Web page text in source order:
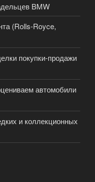
BMW
(Rolls-Royce,
покупки-продажи
автомобили
и коллекционных